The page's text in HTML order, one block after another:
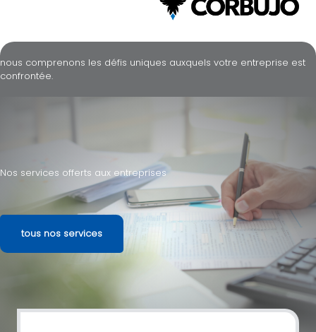
nous comprenons les défis uniques auxquels votre entreprise est
confrontée.
Nos services offerts aux entreprises
tous nos services